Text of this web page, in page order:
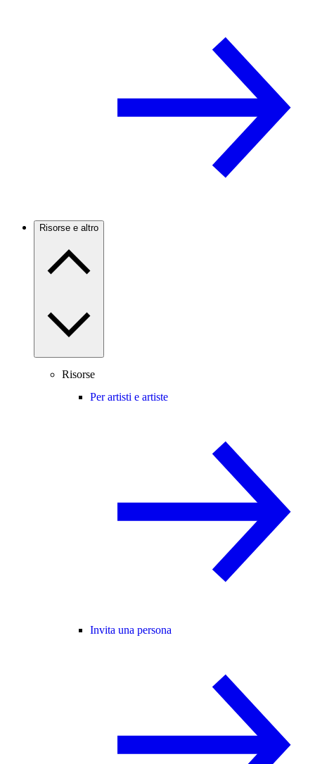
Risorse e altro
Risorse
Per artisti e artiste
Invita una persona